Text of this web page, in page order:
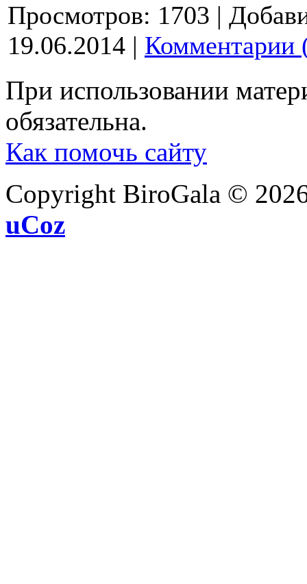
Просмотров: 1703 |
19.06.2014 | Комментарии
При использовании
обязательна.
Как помочь сайту
Copyright BiroGala ©
uCoz